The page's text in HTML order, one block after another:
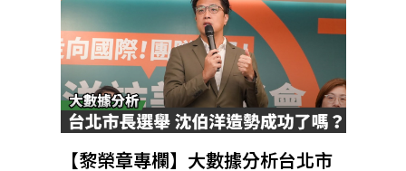
【黎榮章專欄】大數據分析台北市